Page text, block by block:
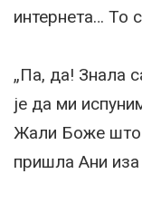
интернета… То
„Па, да! Знала
је да ми
Жали Боже што
пришла Ани иза